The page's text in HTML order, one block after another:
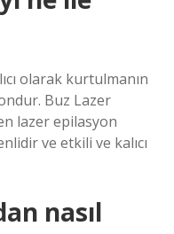
olarak kurtulmanın
Buz Lazer
lazer epilasyon
ve etkili ve kalıcı
nasıl